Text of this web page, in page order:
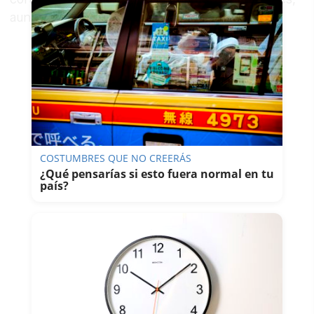
aunque sin incidentes hasta el momento.
COSTUMBRES QUE NO CREERÁS
¿Qué pensarías si esto fuera normal en tu
país?